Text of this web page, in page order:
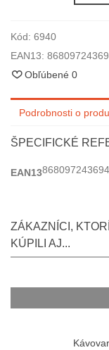
Kód: 6940
EAN13:
Obľúbené 0
Podrobnosti o
ŠPECIFICKÉ
EAN13
ZÁKAZNÍCI,
KÚPILI AJ...